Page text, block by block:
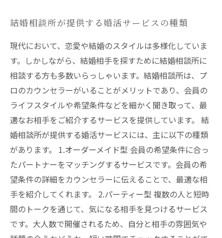
結婚相談所が提供する婚活サービスの種類
現代において、恋愛や結婚のスタイルは多様化していま
す。しかしながら、結婚相手を探すために結婚相談所に
相談する方も多数いらっしゃいます。結婚相談所は、プ
ロのカウンセラーがいることがメリットであり、会員の
ライフスタイルや希望条件などを細かく聞き取って、最
適なお相手をご紹介するサービスを提供しています。 結
婚相談所が提供する婚活サービスには、主に以下の種類
があります。 1.オーダーメイド型 会員の希望条件に合っ
たパートナーをマッチングするサービスです。会員の希
望条件の詳細をカウンセラーに伝えることで、最適な相
手を紹介してくれます。 2.パーティー型 複数の人と短時
間のトークを通じて、気になる相手を見つけるサービス
です。大人数で開催されるため、自分と相手の雰囲気や